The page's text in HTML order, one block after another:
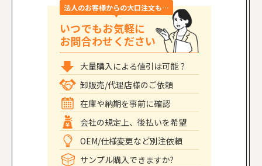
法人のお客様からの大口注文も…
いつでもお気軽に
お問合わせください
大量購入による値引は可能？
卸販売/代理店様のご依頼
在庫や納期を事前に確認
会社の規定上、後払いを希望
OEM/仕様変更など別注依頼
サンプル購入できますか?